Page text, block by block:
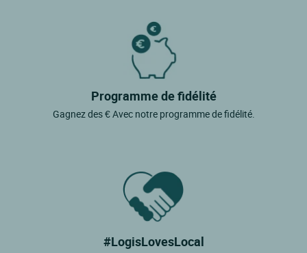
Programme de fidélité
Gagnez des € Avec notre programme de fidélité.
#LogisLovesLocal